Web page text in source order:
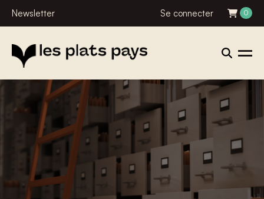
Newsletter Se connecter 0